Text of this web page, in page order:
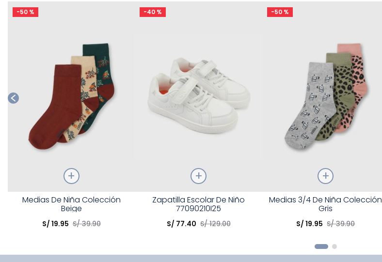
-50 %
Talla
Elige una opción
Medias De Niña Colección
Beige
S/ 19.95 S/ 39.90
-40 %
Elige una opción
Zapatilla Escolar De Niño
77090210I25
S/ 77.40 S/ 129.00
-50 %
Talla
Elige una opción
Medias 3/4 De Niña Colección
Gris
S/ 19.95 S/ 39.90